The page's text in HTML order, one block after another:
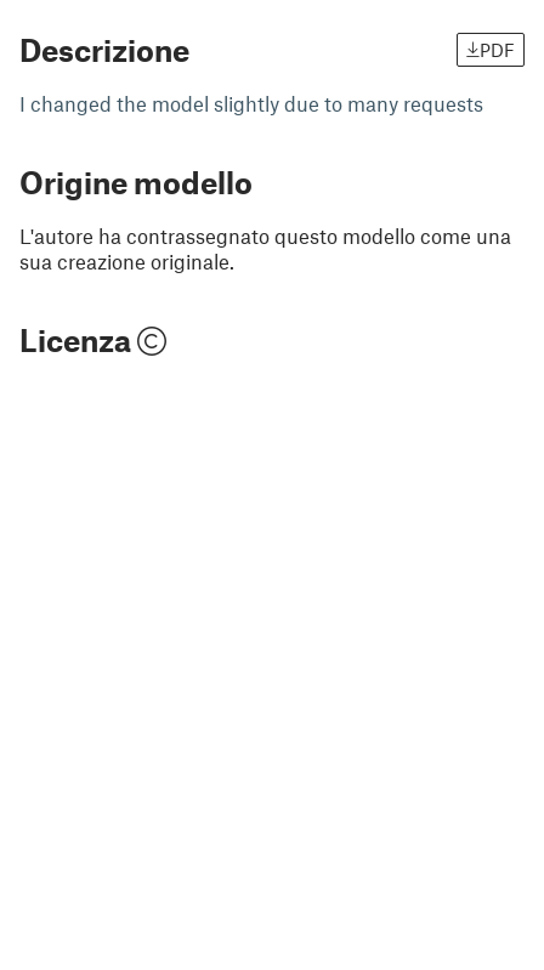
Descrizione PDF
I changed the model slightly due to many requests
Origine modello
L'autore ha contrassegnato questo modello come una
sua creazione originale.
Licenza